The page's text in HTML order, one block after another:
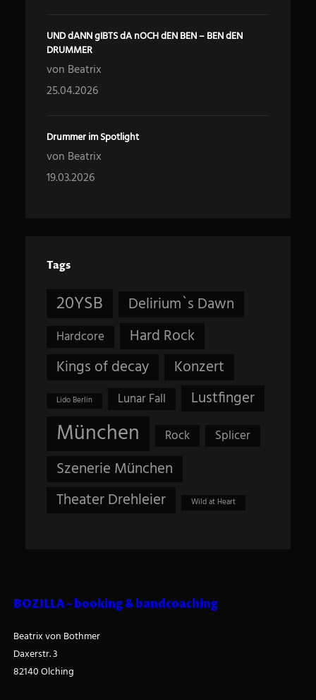
UND dANN gIBTS dA nOCH dEN BEN – BEN dEN
DRUMMER
von Beatrix
25.04.2026
Drummer im Spotlight
von Beatrix
19.03.2026
Tags
20YSB Delirium`s Dawn
Hardcore
Hard Rock
Kings of decay
Konzert
Lido Berlin Lunar Fall Lustfinger
München Rock Splicer
Szenerie München
Theater Drehleier
Wild at Heart
BOZILLA – booking & bandcoaching
Beatrix von Bothmer
Daxerstr. 3
82140 Olching